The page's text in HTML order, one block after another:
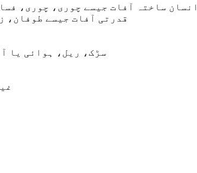
انسان ساختہ آفات جیسے چوری، چوری،
قدرتی آفات جیسے طوفان،
سڑک، ریل، ہوائی یا